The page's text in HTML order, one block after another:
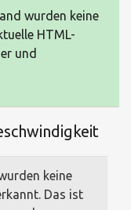
wurden keine
HTML-
und
keine
Das ist